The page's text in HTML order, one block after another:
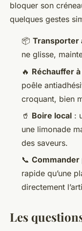
bloquer son
quelques gestes
📦 Transporter
ne glisse,
🔥 Réchauffer
poêle
croquant, bien
🥤 Boire local :
une limonade
des saveurs.
📞
rapide qu’une
directement
Les